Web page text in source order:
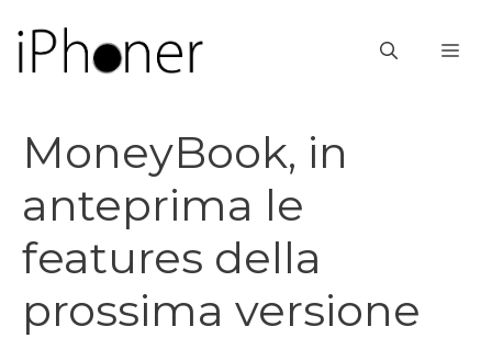
contenuto
MoneyBook, in
anteprima le
features della
prossima versione